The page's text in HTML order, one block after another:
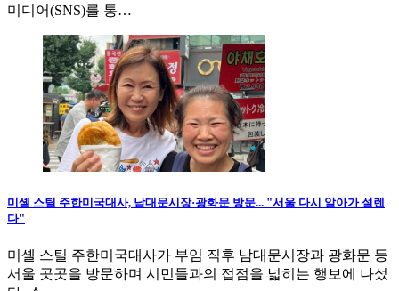
미디어(SNS)를 통…
미셸 스틸 주한미국대사, 남대문시장·광화문 방문... "서울 다시 알아가 설렌
다"
미셸 스틸 주한미국대사가 부임 직후 남대문시장과 광화문 등
서울 곳곳을 방문하며 시민들과의 접점을 넓히는 행보에 나섰